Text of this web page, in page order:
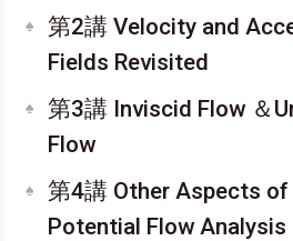
第2講 Velocity and
Fields Revisited
第3講 Inviscid Flow ＆
Flow
第4講 Other Aspects of
Potential Flow Analysis